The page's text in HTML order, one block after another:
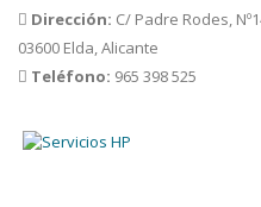
Dirección: C/ Padre Rodes,
03600 Elda, Alicante
Teléfono: 965 398 525